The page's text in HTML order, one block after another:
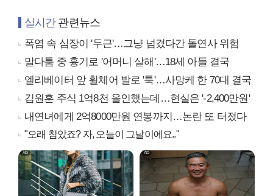
실시간관련뉴스
폭염 속 심장이 '두근'…그냥 넘겼다간 돌연사 위험
말다툼 중 흉기로 '어머니 살해'…18세 아들 결국
엘리베이터 앞 휠체어 발로 '툭'…사망케 한 70대 결국
김원훈 주식 1억8천 올인했는데…현실은 '-2,400만원'
내연녀에게 2억8000만원 연봉까지…논란 또 터졌다
"오래 참았죠? 자, 오늘이 그날이에요.."